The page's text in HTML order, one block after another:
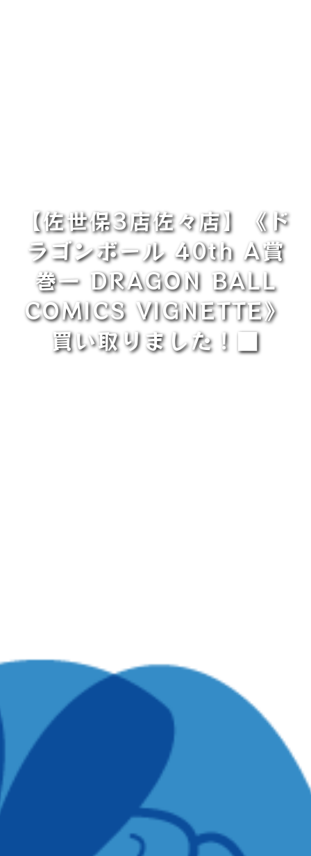
【佐世保3店佐々店】《ド
ラゴンボール 40th A賞
巻一 DRAGON BALL
COMICS VIGNETTE》
買い取りました！■